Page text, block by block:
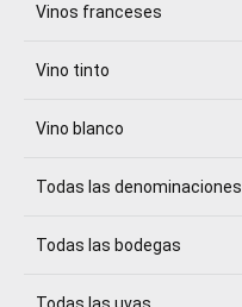
Vinos franceses
Vino tinto
Vino blanco
Todas las denominaciones
Todas las bodegas
Todas las uvas